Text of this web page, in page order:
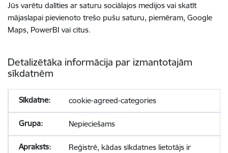
Jūs varētu dalīties ar saturu sociālajos medijos vai skatīt
mājaslapai pievienoto trešo pušu saturu, piemēram, Google
Maps, PowerBI vai citus.
Detalizētāka informācija par izmantotajām
sīkdatnēm
cookie-agreed-categories
Nepieciešams
Reģistrē, kādas sīkdatnes lietotājs ir